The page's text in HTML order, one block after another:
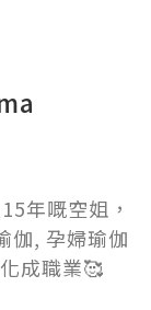
年嘅空姐，
伽, 孕婦瑜伽
成職業🥰